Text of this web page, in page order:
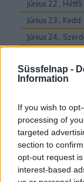
Süssfelnap -
Information
If you wish to
processing of
targeted
section to
opt-out request
interest-based
Június 22., Hétfő:
Június 23., Kedd:
Június 24.,
Június 26.,
Június 28.,
Június 29.,
Június 30., Kedd: